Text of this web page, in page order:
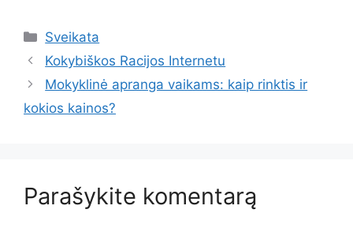
Kategorijos
Sveikata
Kokybiškos Racijos Internetu
Mokyklinė apranga vaikams: kaip rinktis ir
kokios kainos?
Parašykite komentarą